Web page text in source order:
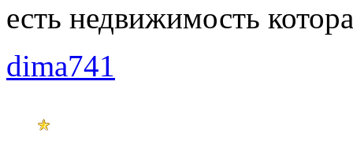
есть недвижимость
dima741